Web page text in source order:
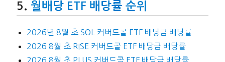
월배당 ETF 배당률 순위
2026년 8월 초 SOL 커버드콜 ETF 배당금 배당률
2026 8월 초 RISE 커버드콜 ETF 배당금 배당률
2026 8월 초 PLUS 커버드콜 ETF 배당금 배당률